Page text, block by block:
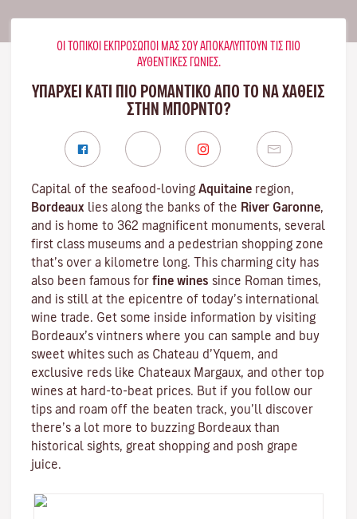
ΟΙ ΤΟΠΙΚΟΊ ΕΚΠΡΌΣΩΠΟΊ ΜΑΣ ΣΟΥ ΑΠΟΚΑΛΎΠΤΟΥΝ ΤΙΣ ΠΙΟ
ΑΥΘΕΝΤΙΚΈΣ ΓΩΝΙΈΣ.
ΥΠΑΡΧΕΙ ΚΑΤΙ ΠΙΟ ΡΟΜΑΝΤΙΚΟ ΑΠΟ ΤΟ ΝΑ ΧΑΘΕΙΣ
ΣΤΗΝ ΜΠΟΡΝΤΌ?
Capital of the seafood-loving Aquitaine region,
Bordeaux lies along the banks of the River Garonne,
and is home to 362 magnificent monuments, several
first class museums and a pedestrian shopping zone
that’s over a kilometre long. This charming city has
also been famous for fine wines since Roman times,
and is still at the epicentre of today’s international
wine trade. Get some inside information by visiting
Bordeaux’s vintners where you can sample and buy
sweet whites such as Chateau d’Yquem, and
exclusive reds like Chateaux Margaux, and other top
wines at hard-to-beat prices. But if you follow our
tips and roam off the beaten track, you’ll discover
there’s a lot more to buzzing Bordeaux than
historical sights, great shopping and posh grape
juice.